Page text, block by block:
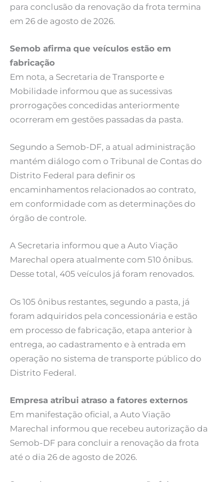
para conclusão da renovação da frota termina
em 26 de agosto de 2026.
Semob afirma que veículos estão em
fabricação
Em nota, a Secretaria de Transporte e
Mobilidade informou que as sucessivas
prorrogações concedidas anteriormente
ocorreram em gestões passadas da pasta.
Segundo a Semob-DF, a atual administração
mantém diálogo com o Tribunal de Contas do
Distrito Federal para definir os
encaminhamentos relacionados ao contrato,
em conformidade com as determinações do
órgão de controle.
A Secretaria informou que a Auto Viação
Marechal opera atualmente com 510 ônibus.
Desse total, 405 veículos já foram renovados.
Os 105 ônibus restantes, segundo a pasta, já
foram adquiridos pela concessionária e estão
em processo de fabricação, etapa anterior à
entrega, ao cadastramento e à entrada em
operação no sistema de transporte público do
Distrito Federal.
Empresa atribui atraso a fatores externos
Em manifestação oficial, a Auto Viação
Marechal informou que recebeu autorização da
Semob-DF para concluir a renovação da frota
até o dia 26 de agosto de 2026.